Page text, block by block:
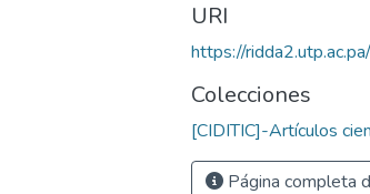
URI
https://
Colecciones
[CIDITIC]-Artículos
Página completa